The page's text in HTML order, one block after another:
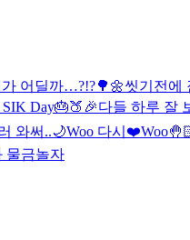
어딜까…?!?🌳🌼씻기전에
SIK Day🎂🍑🎉다들 하루 잘
와써..🌙Woo 다시❤️
물금놀자